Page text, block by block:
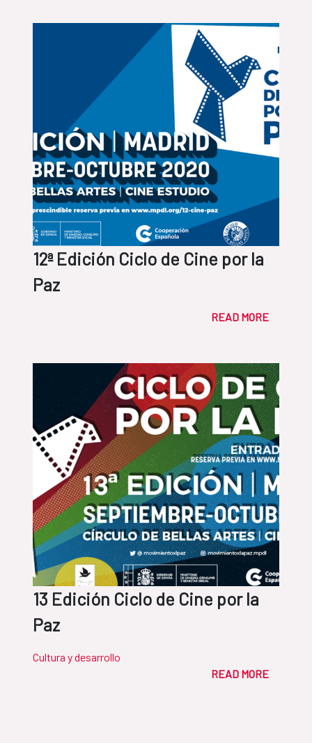
12ª Edición Ciclo de Cine por la
Paz
READ MORE
13 Edición Ciclo de Cine por la
Paz
Cultura y desarrollo
READ MORE